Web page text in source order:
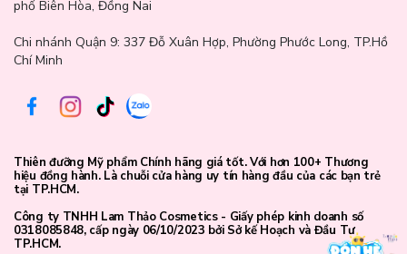
phố Biên Hòa, Đồng Nai
Chi nhánh Quận 9: 337 Đỗ Xuân Hợp, Phường Phước Long, TP.Hồ
Chí Minh
Thiên đưỡng Mỹ phẩm Chính hãng giá tốt. Với hơn 100+ Thương
hiệu đồng hành. Là chuỗi cửa hàng uy tín hàng đầu của các bạn trẻ
tại TP.HCM.
Công ty TNHH Lam Thảo Cosmetics - Giấy phép kinh doanh số
0318085848, cấp ngày 06/10/2023 bởi Sở kế Hoạch và Đầu Tư
TP.HCM.